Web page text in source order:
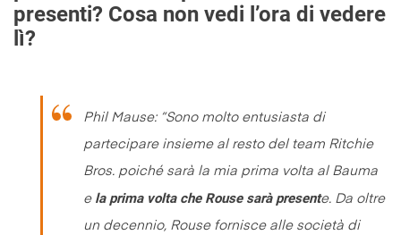
presenti? Cosa non vedi l’ora di vedere
lì?
Phil Mause: “Sono molto entusiasta di
partecipare insieme al resto del team Ritchie
Bros. poiché sarà la mia prima volta al Bauma
e la prima volta che Rouse sarà presente. Da oltre
un decennio, Rouse fornisce alle società di